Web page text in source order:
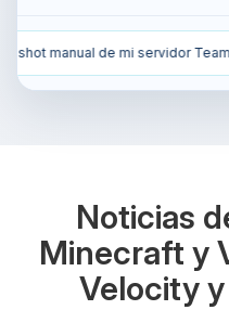
Instala WordPress en mi
Noticias
Minecraft y
Velocity